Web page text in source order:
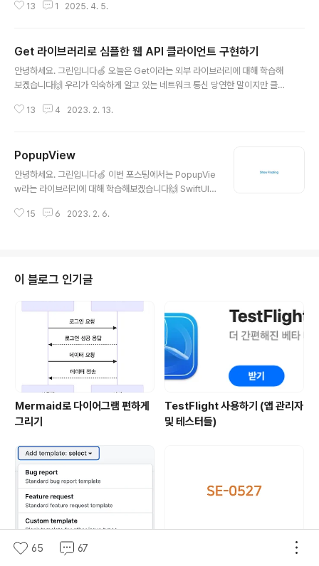
라고 작성해놨는데요.BDD에요. 즉, 이러한 스타일로 Qui
있도록 도와주죠! 또한, 이번 포스팅에서는 소개되지 않았
지만, 이어 속편으로 Nimble이라는 라이브러리도 같이 소
개해볼거에요. Nimble과 함께 사용되는것이 테스트 코드
uick을 알아볼까요?Quick?Quick은 BDD 스타일의 테
13 1 2025. 4. 5.
Get 라이브러리로 심플한 웹 API 클라이언트 구현하기
안녕하세요. 그린입니다🍏 오늘은 Get이라는 외부 라이브러리에 대해 학습해
보겠습니다🙌 우리가 익숙하게 알고 있는 네트워크 통신 당연한 말이지만 클라
워크 통신을 위해 우리는 기본적으로 애플에서 제공해주는 URLSession을 사
나를 더 추가해서 알아보려고 합니다. 그게 바로 오늘 해볼 Get이라는 라이브
러리입니다. 구구절절 자세한 Get에 대해 파해쳐보시죠! Get 라이브러리란?
Get이라는 라이브러리는 async/await를 사용하여 구축된 간결한 Swift 웹
13 4 2023. 2. 13.
PopupView
안녕하세요. 그린입니다🍏 이번 포스팅에서는 PopupVie
w라는 라이브러리에 대해 학습해보겠습니다🙌 SwiftUI
출해야 될 경우 기본적으로 제공하는 API를 사용하여도 되
opupView 단순히 View Modifier로 간단히 사용할 수
있도록 구현되어 있어 우선 사용에 대해 알아보겠습니다.
SPM / cocoapods / carthage 모든 방식으로 가져와
서 사용할 수 있습니다. 플로팅부터 한번 바로 사용해볼께
요! import SwiftUI import PopupView struc..
15 6 2023. 2. 6.
이 블로그 인기글
Mermaid로 다이어그램 편하게
그리기
TestFlight 사용하기 (앱 관리자
및 테스터들)
GitHub - Issue & PR Templ
[SE-0527] RigidArray & U
65 67